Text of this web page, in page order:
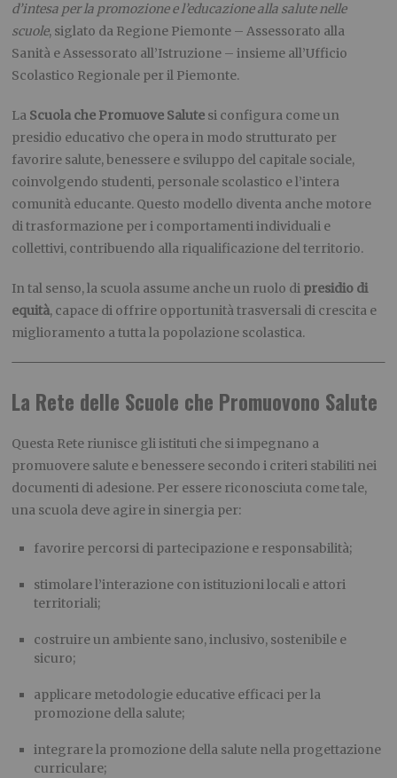
d’intesa per la promozione e l’educazione alla salute nelle
scuole, siglato da Regione Piemonte – Assessorato alla
Sanità e Assessorato all’Istruzione – insieme all’Ufficio
Scolastico Regionale per il Piemonte.
La Scuola che Promuove Salute si configura come un
presidio educativo che opera in modo strutturato per
favorire salute, benessere e sviluppo del capitale sociale,
coinvolgendo studenti, personale scolastico e l’intera
comunità educante. Questo modello diventa anche motore
di trasformazione per i comportamenti individuali e
collettivi, contribuendo alla riqualificazione del territorio.
In tal senso, la scuola assume anche un ruolo di presidio di
equità, capace di offrire opportunità trasversali di crescita e
miglioramento a tutta la popolazione scolastica.
La Rete delle Scuole che Promuovono Salute
Questa Rete riunisce gli istituti che si impegnano a
promuovere salute e benessere secondo i criteri stabiliti nei
documenti di adesione. Per essere riconosciuta come tale,
una scuola deve agire in sinergia per:
favorire percorsi di partecipazione e responsabilità;
stimolare l’interazione con istituzioni locali e attori
territoriali;
costruire un ambiente sano, inclusivo, sostenibile e
sicuro;
applicare metodologie educative efficaci per la
promozione della salute;
integrare la promozione della salute nella progettazione
curriculare;